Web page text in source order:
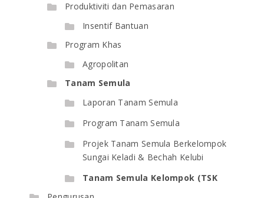
Produktiviti dan Pemasaran
Insentif Bantuan
Program Khas
Agropolitan
Tanam Semula
Laporan Tanam Semula
Program Tanam Semula
Projek Tanam Semula Berkelompok
Sungai Keladi & Bechah Kelubi
Tanam Semula Kelompok (TSK